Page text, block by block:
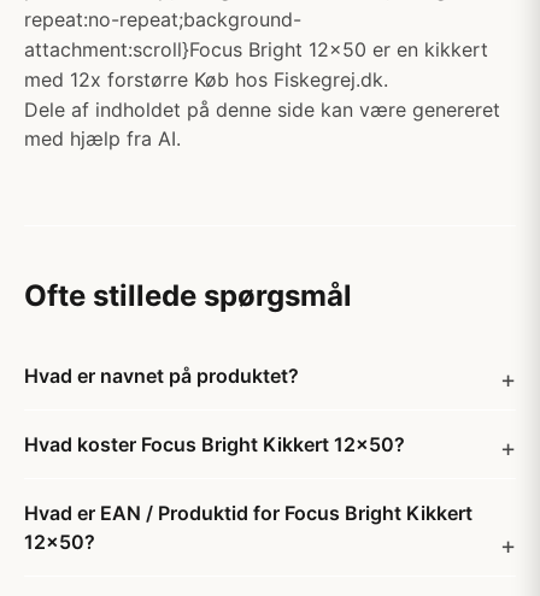
repeat:no-repeat;background-
attachment:scroll}Focus Bright 12x50 er en kikkert
med 12x forstørre Køb hos Fiskegrej.dk.
Dele af indholdet på denne side kan være genereret
med hjælp fra AI.
Ofte stillede spørgsmål
Hvad er navnet på produktet?
Hvad koster Focus Bright Kikkert 12x50?
Hvad er EAN / Produktid for Focus Bright Kikkert
12x50?